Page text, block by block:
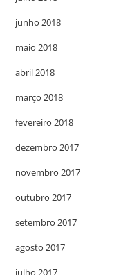
junho 2018
maio 2018
abril 2018
março 2018
fevereiro 2018
dezembro 2017
novembro 2017
outubro 2017
setembro 2017
agosto 2017
julho 2017